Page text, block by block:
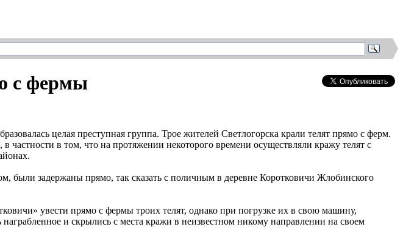
с фермы
целая преступная группа. Трое жителей Светлогорска крали телят прямо с ферм.
в том, что на протяжении некоторого времени осуществляли кражу телят с
были задержаны прямо, так сказать с поличным в деревне Коротковичи Жлобинского
увести прямо с фермы троих телят, однако при погрузке их в свою машину,
и скрылись с места кражи в неизвестном никому направлении на своем